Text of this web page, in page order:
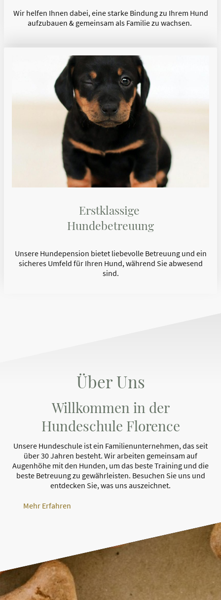
Wir helfen Ihnen dabei, eine starke Bindung zu Ihrem Hund
aufzubauen & gemeinsam als Familie zu wachsen.
Erstklassige
Hundebetreuung
Unsere Hundepension bietet liebevolle Betreuung und ein
sicheres Umfeld für Ihren Hund, während Sie abwesend
sind.
Über Uns
Willkommen in der
Hundeschule Florence
Unsere Hundeschule ist ein Familienunternehmen, das seit
über 30 Jahren besteht. Wir arbeiten gemeinsam auf
Augenhöhe mit den Hunden, um das beste Training und die
beste Betreuung zu gewährleisten. Besuchen Sie uns und
entdecken Sie, was uns auszeichnet.
Mehr Erfahren